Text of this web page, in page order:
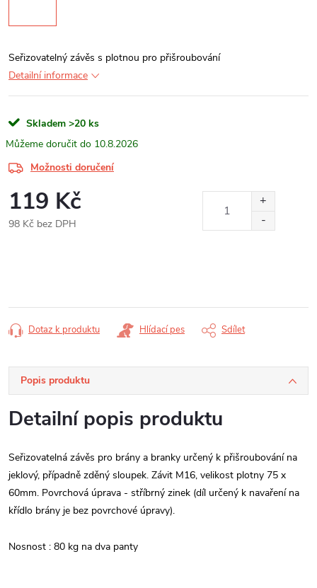
Seřizovatelný závěs s plotnou pro přišroubování
Detailní informace
Skladem >20 ks
10.8.2026
Možnosti doručení
119 Kč
98 Kč bez DPH
Dotaz k produktu Hlídací pes Sdílet
Popis produktu
Detailní popis produktu
Seřizovatelná závěs pro brány a branky určený k přišroubování na
jeklový, případně zděný sloupek. Závit M16, velikost plotny 75 x
60mm. Povrchová úprava - stříbrný zinek (díl určený k navaření na
křídlo brány je bez povrchové úpravy).
Nosnost : 80 kg na dva panty